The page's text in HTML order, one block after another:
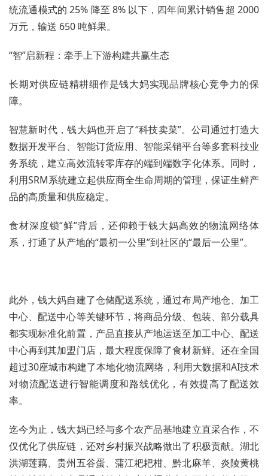
统流通模式的 25% 降至 8% 以下，四年间累计销售超 2000
万元，输送 650 吨鲜果。
“智”启新程：牵手上下游构建共赢生态
长期对供应链精耕细作是钱大妈实现品牌核心竞争力的保
障。
智慧新时代，钱大妈也开启了“科技卖菜”。公司通过打造大
数据开发平台、智能订货应用、智能采销平台等多套科技业
务系统，建立高效流转零库存的端到端数字化体系。同时，
利用SRM系统建立起供应商全生命周期的管理，保证生鲜产
品的高质量和供应稳定。
食材深度锁“鲜”背后，还仰赖于钱大妈高效的物流网络体
系，打通了从产地的“最初一公里”到社区的“最后一公里”。
此外，钱大妈自建了仓储配送系统，通过布局产地仓、加工
中心、配送中心等关键环节，将商品分级、包装、部分载具
都实现标准化前置，产品直接从产地运送至加工中心、配送
中心再到其加盟门店，最大程度保障了食材新鲜。还在全国
超过30座城市构建了本地化物流网络，利用大数据和AI技术
对物流配送进行智能调度和路线优化，有效提高了配送效
率。
迄今为止，钱大妈已经与多个农产品基地建立直采合作，不
仅优化了供应链，还对乡村振兴战略做出了积极贡献。湖北
洪湖莲藕、贵州五谷蛋、蒲江耙耙柑、黔北麻羊、炎陵黄桃